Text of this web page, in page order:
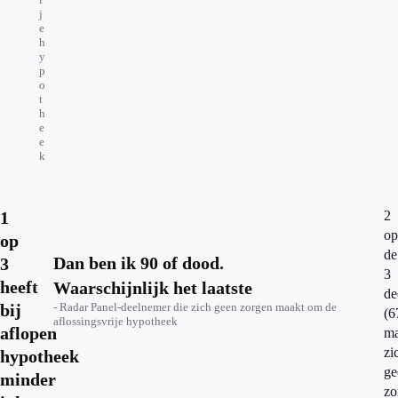
j
e
h
y
p
o
t
h
e
e
k
1
op
3
heeft
bij
aflopen
hypotheek
minder
Dan ben ik 90 of dood.
Waarschijnlijk het laatste
- Radar Panel-deelnemer die zich geen zorgen maakt om de
aflossingsvrije hypotheek
2
op
de
3